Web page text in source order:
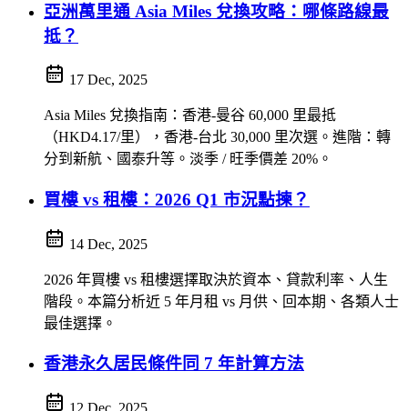
亞洲萬里通 Asia Miles 兌換攻略：哪條路線最
抵？
17 Dec, 2025
Asia Miles 兌換指南：香港-曼谷 60,000 里最抵
（HKD4.17/里），香港-台北 30,000 里次選。進階：轉
分到新航、國泰升等。淡季 / 旺季價差 20%。
買樓 vs 租樓：2026 Q1 市況點揀？
14 Dec, 2025
2026 年買樓 vs 租樓選擇取決於資本、貸款利率、人生
階段。本篇分析近 5 年月租 vs 月供、回本期、各類人士
最佳選擇。
香港永久居民條件同 7 年計算方法
12 Dec, 2025